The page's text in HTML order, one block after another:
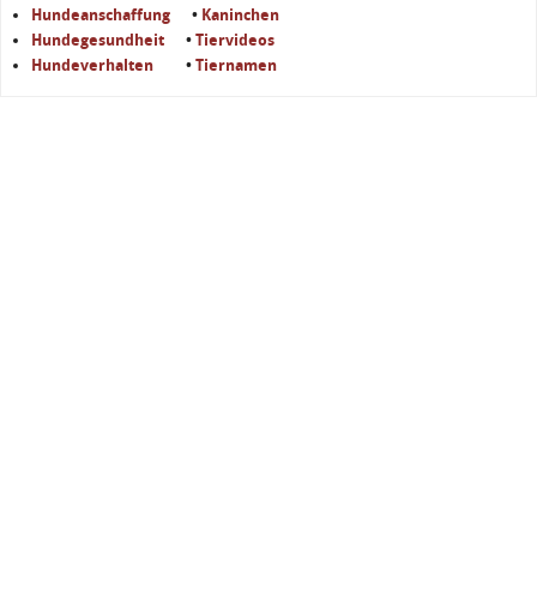
Hundeanschaffung • Kaninchen
Hundegesundheit • Tiervideos
Hundeverhalten • Tiernamen